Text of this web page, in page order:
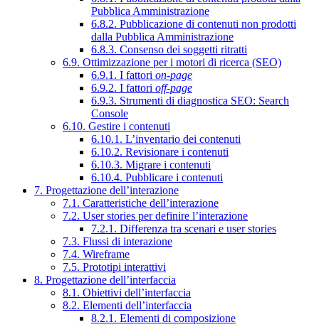
Pubblica Amministrazione
6.8.2. Pubblicazione di contenuti non prodotti
dalla Pubblica Amministrazione
6.8.3. Consenso dei soggetti ritratti
6.9. Ottimizzazione per i motori di ricerca (SEO)
6.9.1. I fattori on-page
6.9.2. I fattori off-page
6.9.3. Strumenti di diagnostica SEO: Search
Console
6.10. Gestire i contenuti
6.10.1. L’inventario dei contenuti
6.10.2. Revisionare i contenuti
6.10.3. Migrare i contenuti
6.10.4. Pubblicare i contenuti
7. Progettazione dell’interazione
7.1. Caratteristiche dell’interazione
7.2. User stories per definire l’interazione
7.2.1. Differenza tra scenari e user stories
7.3. Flussi di interazione
7.4. Wireframe
7.5. Prototipi interattivi
8. Progettazione dell’interfaccia
8.1. Obiettivi dell’interfaccia
8.2. Elementi dell’interfaccia
8.2.1. Elementi di composizione